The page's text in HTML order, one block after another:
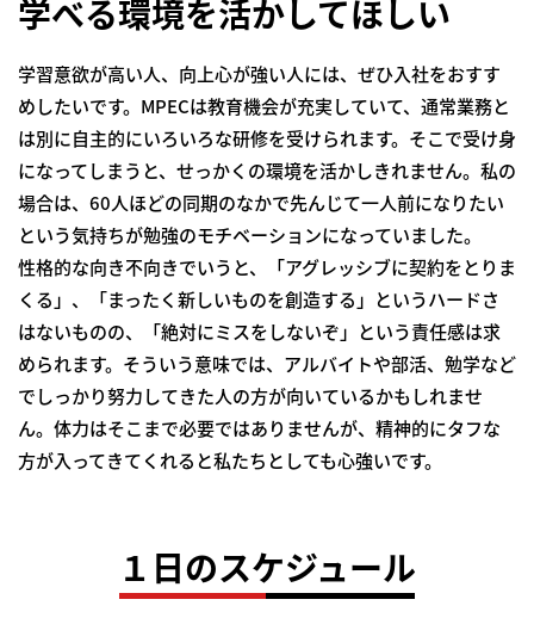
学べる環境を活かしてほしい
学習意欲が高い人、向上心が強い人には、ぜひ入社をおすす
めしたいです。MPECは教育機会が充実していて、通常業務と
は別に自主的にいろいろな研修を受けられます。そこで受け身
になってしまうと、せっかくの環境を活かしきれません。私の
場合は、60人ほどの同期のなかで先んじて一人前になりたい
という気持ちが勉強のモチベーションになっていました。
性格的な向き不向きでいうと、「アグレッシブに契約をとりま
くる」、「まったく新しいものを創造する」というハードさ
はないものの、「絶対にミスをしないぞ」という責任感は求
められます。そういう意味では、アルバイトや部活、勉学など
でしっかり努力してきた人の方が向いているかもしれませ
ん。体力はそこまで必要ではありませんが、精神的にタフな
方が入ってきてくれると私たちとしても心強いです。
１⽇のスケジュール